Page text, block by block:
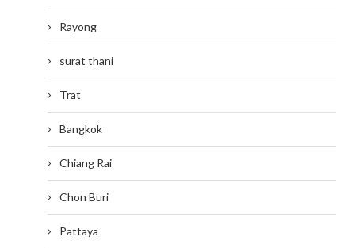
Rayong
surat thani
Trat
Bangkok
Chiang Rai
Chon Buri
Pattaya